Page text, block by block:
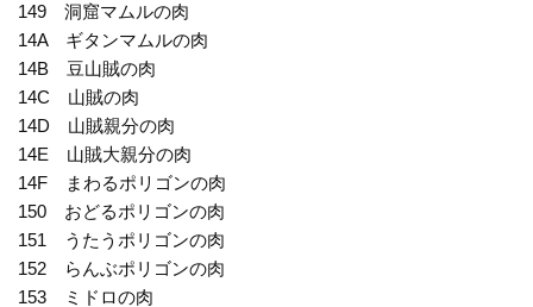
149 洞窟マムルの肉
14A ギタンマムルの肉
14B 豆山賊の肉
14C 山賊の肉
14D 山賊親分の肉
14E 山賊大親分の肉
14F まわるポリゴンの肉
150 おどるポリゴンの肉
151 うたうポリゴンの肉
152 らんぶポリゴンの肉
153 ミドロの肉